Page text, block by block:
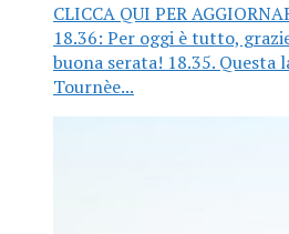
CLICCA QUI PER
18.36: Per oggi è tutto,
buona serata! 18.35. Questa
Tournèe...